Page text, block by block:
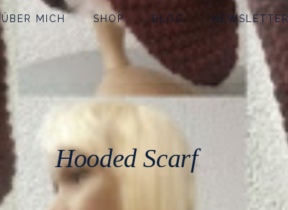
ÜBER MICH SHOP BLOG NEWSLETTER
Hooded Scarf